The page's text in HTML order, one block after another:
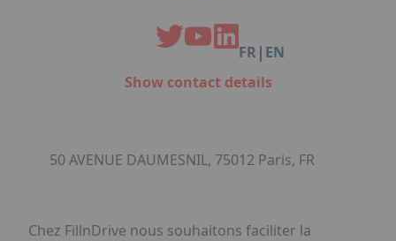
Organisation de dîners / soirées de gala
Qui sommes-nous ?
Accéder au complexe
Politique RSE
FR | EN
Show contact details
50 AVENUE DAUMESNIL, 75012 Paris, FR
Chez FillnDrive nous souhaitons faciliter la